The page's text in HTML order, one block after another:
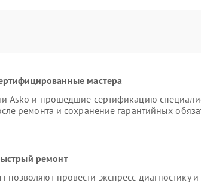
мастера
Asko и прошедшие сертификацию
ремонта и сохранение гарантийных
ремонт
провести экспресс-диагностику и